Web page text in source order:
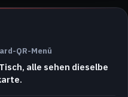
QR-Menü
alle sehen dieselbe